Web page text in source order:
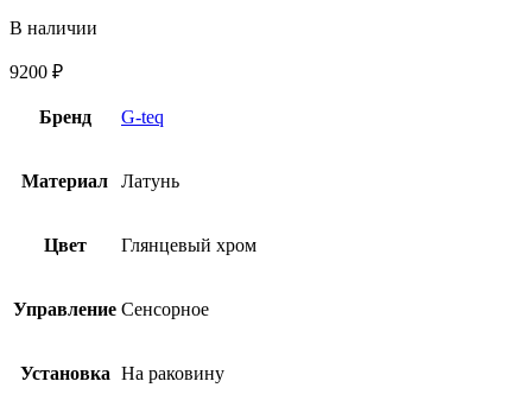
В наличии
9200 ₽
Бренд G-teq
Материал Латунь
Цвет Глянцевый хром
Управление Сенсорное
Установка На раковину